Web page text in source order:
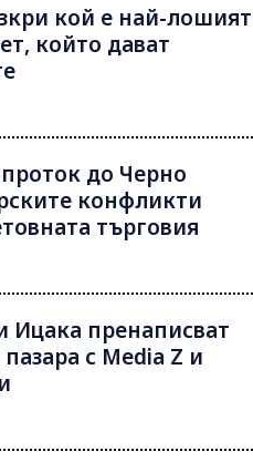
кой е най-лошият
който дават
до Черно
конфликти
търговия
Ицака пренаписват
с Media Z и